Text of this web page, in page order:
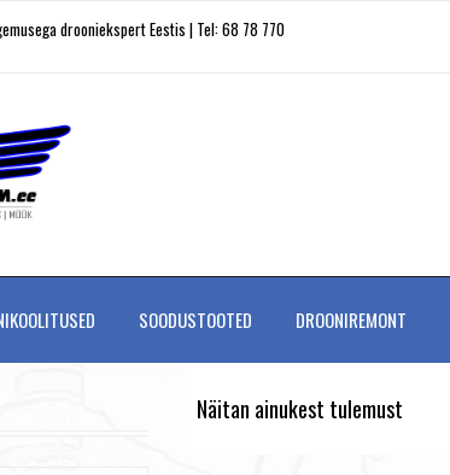
drooniekspert Eestis | Tel: 68 78 770
SOODUSTOOTED DROONIREMONT
Näitan ainukest tulemust